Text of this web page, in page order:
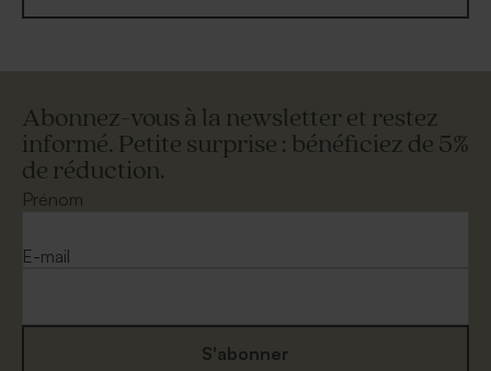
Abonnez-vous à la newsletter et restez
informé. Petite surprise : bénéficiez de 5%
de réduction.
Prénom
E-mail
S'abonner